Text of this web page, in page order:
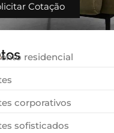
Cotação
residencial
corporativos
sofisticados